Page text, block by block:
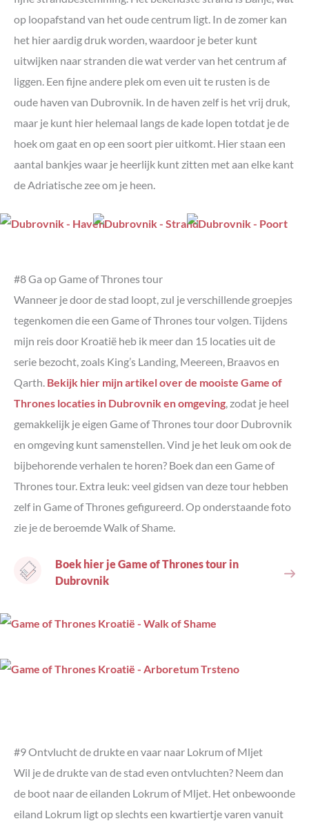
op loopafstand van het oude centrum ligt. In de zomer kan
het hier aardig druk worden, waardoor je beter kunt
uitwijken naar stranden die wat verder van het centrum af
liggen. Een fijne andere plek om even uit te rusten is de
oude haven van Dubrovnik. In de haven zelf is het vrij druk,
maar je kunt hier helemaal langs de kade lopen totdat je de
hoek om gaat en op een soort pier uitkomt. Hier staan een
aantal bankjes waar je heerlijk kunt zitten met aan elke kant
de Adriatische zee om je heen.
#8 Ga op Game of Thrones tour
Wanneer je door de stad loopt, zul je verschillende groepjes
tegenkomen die een Game of Thrones tour volgen. Tijdens
mijn reis door Kroatië heb ik meer dan 15 locaties uit de
serie bezocht, zoals King’s Landing, Meereen, Braavos en
Qarth. Bekijk hier mijn artikel over de mooiste Game of
Thrones locaties in Dubrovnik en omgeving, zodat je heel
gemakkelijk je eigen Game of Thrones tour door Dubrovnik
en omgeving kunt samenstellen. Vind je het leuk om ook de
bijbehorende verhalen te horen? Boek dan een Game of
Thrones tour. Extra leuk: veel gidsen van deze tour hebben
zelf in Game of Thrones gefigureerd. Op onderstaande foto
zie je de beroemde Walk of Shame.
Boek hier je Game of Thrones tour in
Dubrovnik
#9 Ontvlucht de drukte en vaar naar Lokrum of Mljet
Wil je de drukte van de stad even ontvluchten? Neem dan
de boot naar de eilanden Lokrum of Mljet. Het onbewoonde
eiland Lokrum ligt op slechts een kwartiertje varen vanuit